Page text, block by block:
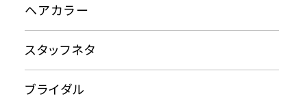
ヘアカラー
スタッフネタ
ブライダル